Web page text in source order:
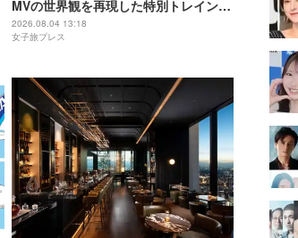
MVの世界観を再現した特別トレイン＆
メンバーの限定アナウンス
2026.08.04 13:18
女子旅プレス